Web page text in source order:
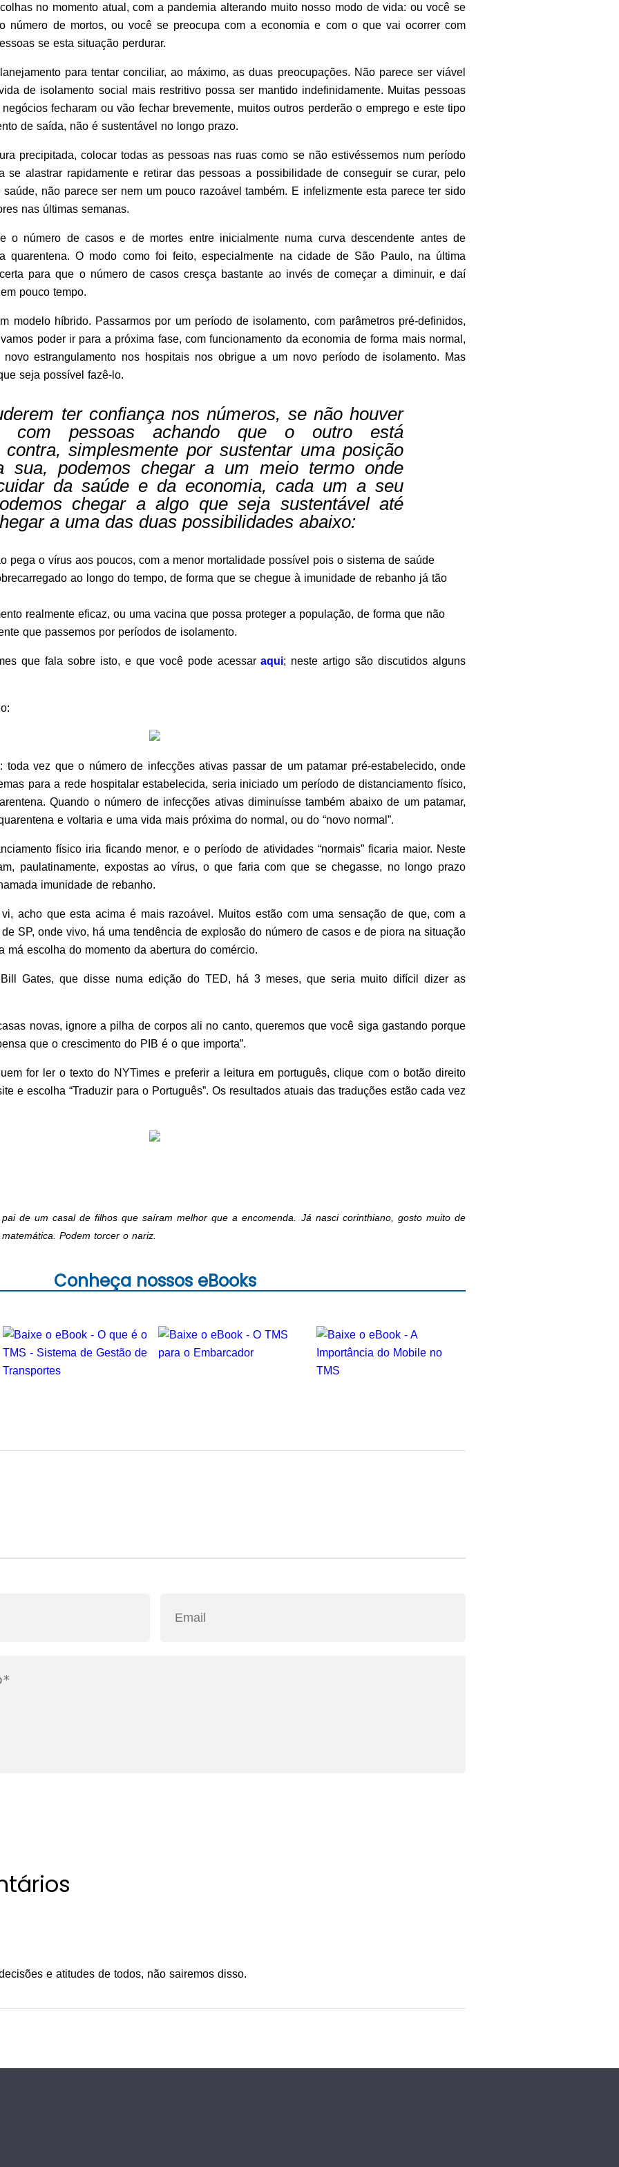
no momento atual, com a pandemia alterando muito nosso modo de vida: ou você se
número de mortos, ou você se preocupa com a economia e com o que vai ocorrer com
se esta situação perdurar.
para tentar conciliar, ao máximo, as duas preocupações. Não parece ser viável
de isolamento social mais restritivo possa ser mantido indefinidamente. Muitas pessoas
fecharam ou vão fechar brevemente, muitos outros perderão o emprego e este tipo
de saída, não é sustentável no longo prazo.
precipitada, colocar todas as pessoas nas ruas como se não estivéssemos num período
se alastrar rapidamente e retirar das pessoas a possibilidade de conseguir se curar, pelo
não parece ser nem um pouco razoável também. E infelizmente esta parece ter sido
nas últimas semanas.
o número de casos e de mortes entre inicialmente numa curva descendente antes de
quarentena. O modo como foi feito, especialmente na cidade de São Paulo, na última
para que o número de casos cresça bastante ao invés de começar a diminuir, e daí
pouco tempo.
modelo híbrido. Passarmos por um período de isolamento, com parâmetros pré-definidos,
poder ir para a próxima fase, com funcionamento da economia de forma mais normal,
estrangulamento nos hospitais nos obrigue a um novo período de isolamento. Mas
seja possível fazê-lo.
ter confiança nos números, se não houver
com pessoas achando que o outro está
contra, simplesmente por sustentar uma posição
sua, podemos chegar a um meio termo onde
da saúde e da economia, cada um a seu
chegar a algo que seja sustentável até
a uma das duas possibilidades abaixo:
pega o vírus aos poucos, com a menor mortalidade possível pois o sistema de saúde
ao longo do tempo, de forma que se chegue à imunidade de rebanho já tão
realmente eficaz, ou uma vacina que possa proteger a população, de forma que não
que passemos por períodos de isolamento.
que fala sobre isto, e que você pode acessaraqui; neste artigo são discutidos alguns
toda vez que o número de infecções ativas passar de um patamar pré-estabelecido, onde
para a rede hospitalar estabelecida, seria iniciado um período de distanciamento físico,
Quando o número de infecções ativas diminuísse também abaixo de um patamar,
e voltaria e uma vida mais próxima do normal, ou do “novo normal”.
físico iria ficando menor, e o período de atividades “normais” ficaria maior. Neste
paulatinamente, expostas ao vírus, o que faria com que se chegasse, no longo prazo
imunidade de rebanho.
acho que esta acima é mais razoável. Muitos estão com uma sensação de que, com a
SP, onde vivo, há uma tendência de explosão do número de casos e de piora na situação
má escolha do momento da abertura do comércio.
Gates, que disse numa edição do TED, há 3 meses, que seria muito difícil dizer as
novas, ignore a pilha de corpos ali no canto, queremos que você siga gastando porque
que o crescimento do PIB é o que importa”.
for ler o texto do NYTimes e preferir a leitura em português, clique com o botão direito
e escolha “Traduzir para o Português”. Os resultados atuais das traduções estão cada vez
de um casal de filhos que saíram melhor que a encomenda. Já nasci corinthiano, gosto muito de
Podem torcer o nariz.
Conheça nossos eBooks
e atitudes de todos, não sairemos disso.